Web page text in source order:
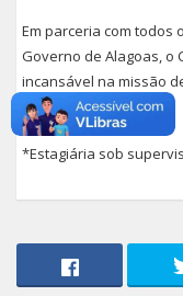
Em parceria com todos
Governo de Alagoas, o
incansável na missão
o mais breve possível.
*Estagiária sob